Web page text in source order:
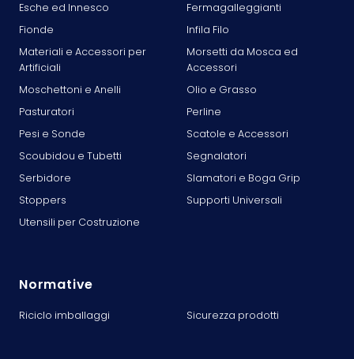
Esche ed Innesco
Fermagalleggianti
Fionde
Infila Filo
Materiali e Accessori per
Artificiali
Morsetti da Mosca ed
Accessori
Moschettoni e Anelli
Olio e Grasso
Pasturatori
Perline
Pesi e Sonde
Scatole e Accessori
Scoubidou e Tubetti
Segnalatori
Serbidore
Slamatori e Boga Grip
Stoppers
Supporti Universali
Utensili per Costruzione
Normative
Riciclo imballaggi Sicurezza prodotti